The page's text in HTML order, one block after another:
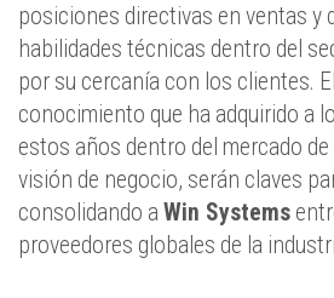
posiciones directivas en ventas y
habilidades técnicas dentro del
por su cercanía con los clientes.
conocimiento que ha adquirido a
estos años dentro del mercado de
visión de negocio, serán claves
consolidando a Win Systems
proveedores globales de la